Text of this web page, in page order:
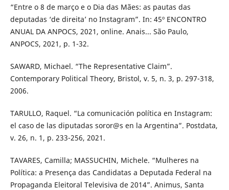
“Entre o 8 de março e o Dia das Mães: as pautas das
deputadas ‘de direita’ no Instagram”. In: 45º ENCONTRO
ANUAL DA ANPOCS, 2021, online. Anais... São Paulo,
ANPOCS, 2021, p. 1-32.
SAWARD, Michael. “The Representative Claim”.
Contemporary Political Theory, Bristol, v. 5, n. 3, p. 297-318,
2006.
TARULLO, Raquel. “La comunicación política en Instagram:
el caso de las diputadas soror@s en la Argentina”. Postdata,
v. 26, n. 1, p. 233-256, 2021.
TAVARES, Camilla; MASSUCHIN, Michele. “Mulheres na
Política: a Presença das Candidatas a Deputada Federal na
Propaganda Eleitoral Televisiva de 2014”. Animus, Santa